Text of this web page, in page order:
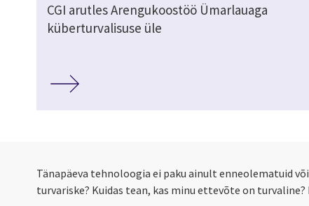
CGI arutles Arengukoostöö Ümarlauaga
küberturvalisuse üle
Tänapäeva tehnoloogia ei paku ainult enneolematuid
turvariske? Kuidas tean, kas minu ettevõte on